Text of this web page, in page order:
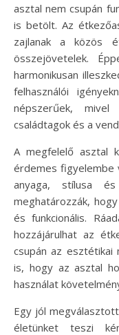
asztal nem csupán
is betölt. Az
zajlanak a közös
összejövetelek.
harmonikusan
felhasználói
népszerűek,
családtagok és a
A megfelelő asztal
érdemes figyelembe
anyaga, stílusa
meghatározzák,
és funkcionális.
hozzájárulhat az
csupán az esztétikai
is, hogy az asztal
használat
Egy jól
életünket teszi